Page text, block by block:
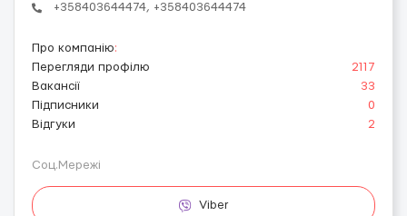
+358403644474, +358403644474
Про компанію:
Перегляди профілю
2117
Вакансії
33
Підписники
0
Відгуки
2
Соц.Мережі
Viber